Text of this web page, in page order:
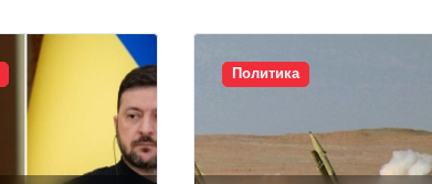
Политика